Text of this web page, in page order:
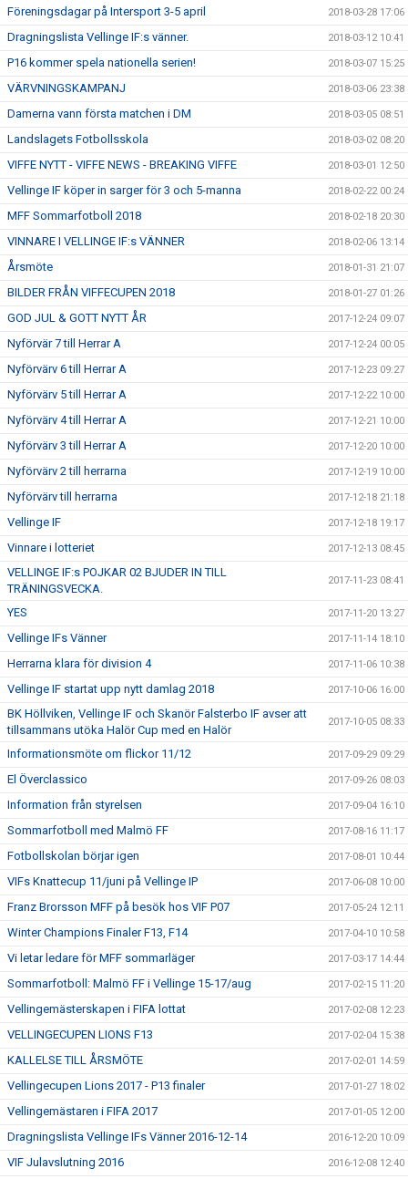
Föreningsdagar på Intersport 3-5 april 2018-03-28 17:06
Dragningslista Vellinge IF:s vänner. 2018-03-12 10:41
P16 kommer spela nationella serien! 2018-03-07 15:25
VÄRVNINGSKAMPANJ 2018-03-06 23:38
Damerna vann första matchen i DM 2018-03-05 08:51
Landslagets Fotbollsskola 2018-03-02 08:20
VIFFE NYTT - VIFFE NEWS - BREAKING VIFFE 2018-03-01 12:50
Vellinge IF köper in sarger för 3 och 5-manna 2018-02-22 00:24
MFF Sommarfotboll 2018 2018-02-18 20:30
VINNARE I VELLINGE IF:s VÄNNER 2018-02-06 13:14
Årsmöte 2018-01-31 21:07
BILDER FRÅN VIFFECUPEN 2018 2018-01-27 01:26
GOD JUL & GOTT NYTT ÅR 2017-12-24 09:07
Nyförvär 7 till Herrar A 2017-12-24 00:05
Nyförvärv 6 till Herrar A 2017-12-23 09:27
Nyförvärv 5 till Herrar A 2017-12-22 10:00
Nyförvärv 4 till Herrar A 2017-12-21 10:00
Nyförvärv 3 till Herrar A 2017-12-20 10:00
Nyförvärv 2 till herrarna 2017-12-19 10:00
Nyförvärv till herrarna 2017-12-18 21:18
Vellinge IF 2017-12-18 19:17
Vinnare i lotteriet 2017-12-13 08:45
VELLINGE IF:s POJKAR 02 BJUDER IN TILL
TRÄNINGSVECKA.
2017-11-23 08:41
YES 2017-11-20 13:27
Vellinge IFs Vänner 2017-11-14 18:10
Herrarna klara för division 4 2017-11-06 10:38
Vellinge IF startat upp nytt damlag 2018 2017-10-06 16:00
BK Höllviken, Vellinge IF och Skanör Falsterbo IF avser att
tillsammans utöka Halör Cup med en Halör
2017-10-05 08:33
Informationsmöte om flickor 11/12 2017-09-29 09:29
El Överclassico 2017-09-26 08:03
Information från styrelsen 2017-09-04 16:10
Sommarfotboll med Malmö FF 2017-08-16 11:17
Fotbollskolan börjar igen 2017-08-01 10:44
VIFs Knattecup 11/juni på Vellinge IP 2017-06-08 10:00
Franz Brorsson MFF på besök hos VIF P07 2017-05-24 12:11
Winter Champions Finaler F13, F14 2017-04-10 10:58
Vi letar ledare för MFF sommarläger 2017-03-17 14:44
Sommarfotboll: Malmö FF i Vellinge 15-17/aug 2017-02-15 11:20
Vellingemästerskapen i FIFA lottat 2017-02-08 12:23
VELLINGECUPEN LIONS F13 2017-02-04 15:38
KALLELSE TILL ÅRSMÖTE 2017-02-01 14:59
Vellingecupen Lions 2017 - P13 finaler 2017-01-27 18:02
Vellingemästaren i FIFA 2017 2017-01-05 12:00
Dragningslista Vellinge IFs Vänner 2016-12-14 2016-12-20 10:09
VIF Julavslutning 2016 2016-12-08 12:40